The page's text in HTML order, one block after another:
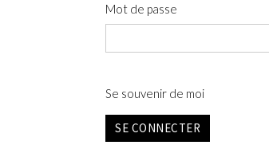
Mot de passe
Se souvenir de moi
SE CONNECTER